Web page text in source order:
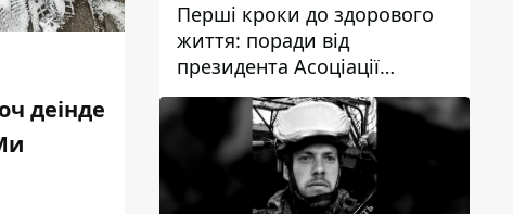
деінде
Перші кроки до здорового
життя: поради від
президента Асоціації
дієтологів України